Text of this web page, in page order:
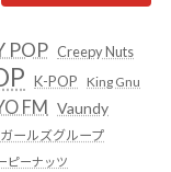
POP Creepy Nuts
K-POP
King Gnu
FM Vaundy
ガールズグループ
ピーナッツ